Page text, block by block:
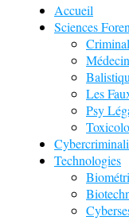
Accueil
Sciences
Les
Psy
Technologies